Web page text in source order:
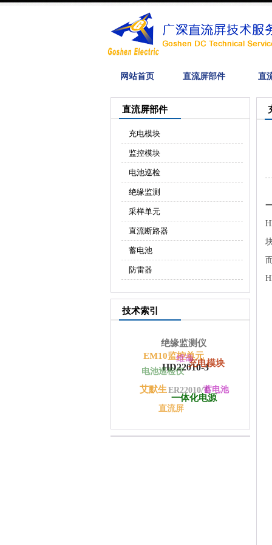
网站首页 直流屏部件 直
直流屏部件
充电模块
监控模块
电池巡检
绝缘监测
采样单元
直流断路器
蓄电池
防雷器
技术索引
艾默生
直流屏
一体化电源
HD22010-3
EM10监控单元
电池巡检仪
ER22010/T蓄电池
充电模块
绝缘监测仪
维谛